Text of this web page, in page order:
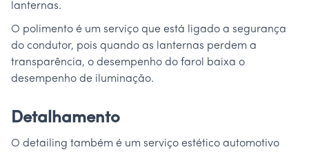
lanternas.
O polimento é um serviço que está ligado a segurança
do condutor, pois quando as lanternas perdem a
transparência, o desempenho do farol baixa o
desempenho de iluminação.
Detalhamento
O detailing também é um serviço estético automotivo